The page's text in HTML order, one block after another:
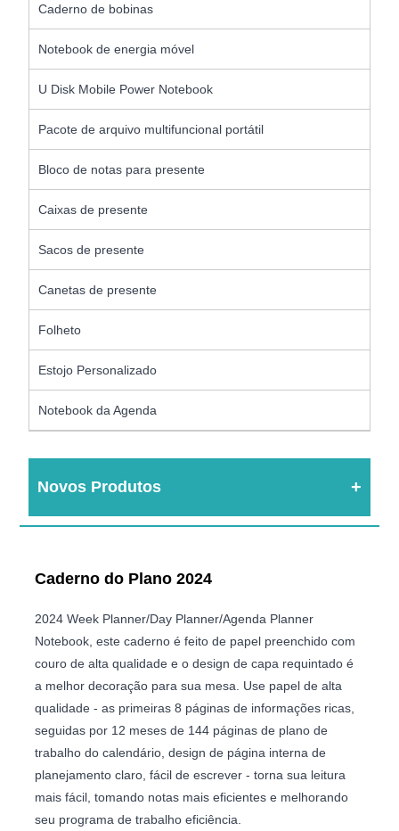
Caderno de bobinas
Notebook de energia móvel
U Disk Mobile Power Notebook
Pacote de arquivo multifuncional portátil
Bloco de notas para presente
Caixas de presente
Sacos de presente
Canetas de presente
Folheto
Estojo Personalizado
Notebook da Agenda
Novos Produtos
Caderno do Plano 2024
2024 Week Planner/Day Planner/Agenda Planner
Notebook, este caderno é feito de papel preenchido com
couro de alta qualidade e o design de capa requintado é
a melhor decoração para sua mesa. Use papel de alta
qualidade - as primeiras 8 páginas de informações ricas,
seguidas por 12 meses de 144 páginas de plano de
trabalho do calendário, design de página interna de
planejamento claro, fácil de escrever - torna sua leitura
mais fácil, tomando notas mais eficientes e melhorando
seu programa de trabalho eficiência.